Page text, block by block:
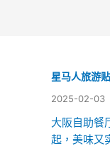
星马人旅游
2025-02-03
大阪自助餐
起，美味又